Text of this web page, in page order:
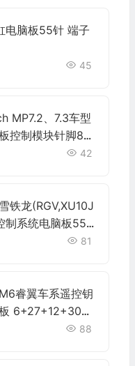
电脑板55针 端子
45
MP7.2、7.3车型
控制模块针脚88
42
铁龙(RGV,XU10J
制系统电脑板55
81
睿翼车系遥控钥
6+27+12+30针
88